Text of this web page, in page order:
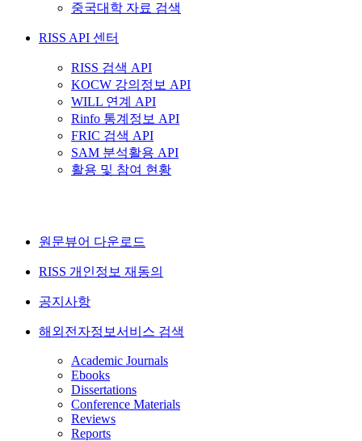
중국대학 자료 검색
RISS API 센터
RISS 검색 API
KOCW 강의정보 API
WILL 연계 API
Rinfo 통계정보 API
FRIC 검색 API
SAM 분석활용 API
활용 및 참여 현황
원문뷰어 다운로드
RISS 개인정보 재동의
공지사항
해외전자정보서비스 검색
Academic Journals
Ebooks
Dissertations
Conference Materials
Reviews
Reports